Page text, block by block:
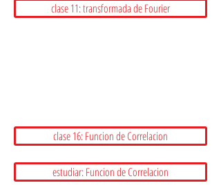
clase 11: transformada de Fourier
clase 16: Funcion de Correlacion
estudiar: Funcion de Correlacion